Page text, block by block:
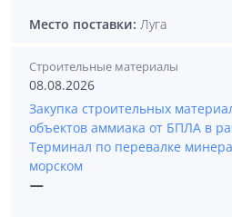
Место поставки: Луга
Строительные материалы
08.08.2026
Закупка строительных
объектов аммиака от БПЛА в
Терминал по перевалке
морском
—